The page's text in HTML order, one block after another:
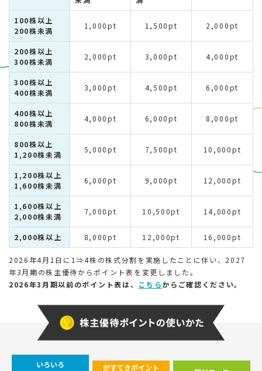
100株以上
200株未満
1,000pt 1,500pt 2,000pt
200株以上
300株未満
2,000pt 3,000pt 4,000pt
300株以上
400株未満
3,000pt 4,500pt 6,000pt
400株以上
800株未満
4,000pt 6,000pt 8,000pt
800株以上
1,200株未満
5,000pt 7,500pt 10,000pt
1,200株以上
1,600株未満
6,000pt 9,000pt 12,000pt
1,600株以上
2,000株未満
7,000pt 10,500pt 14,000pt
2,000株以上 8,000pt 12,000pt 16,000pt
2026年4月1日に1⇒4株の株式分割を実施したことに伴い、2027
年3月期の株主優待からポイント表を変更しました。
2026年3月期以前のポイント表は、
こちらからご確認ください。
いろいろ
がすてきポイント